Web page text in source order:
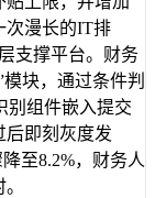
次漫长的IT排
支撑平台。财务
块，通过条件判
别组件嵌入提交
后即刻灰度发
至8.2%，财务人